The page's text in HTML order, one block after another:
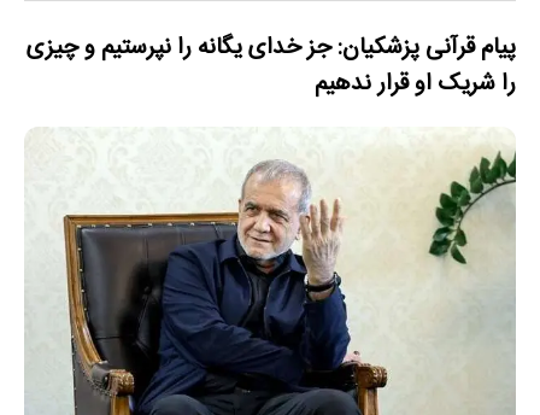
پیام قرآنی پزشکیان: جز خدای یگانه را نپرستیم و چیزی
را شریک او قرار ندهیم